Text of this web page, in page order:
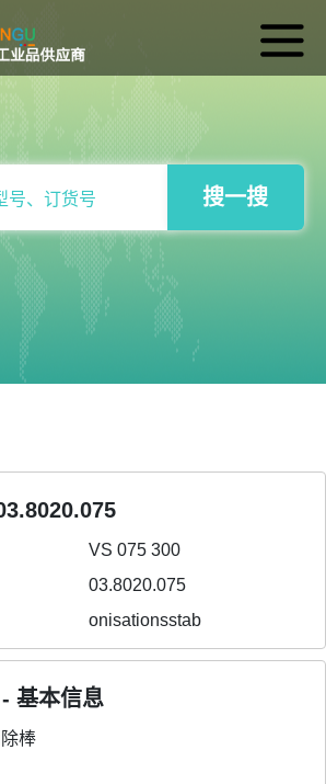
VS 075 300
03.8020.075
onisationsstab
基本信息
棒